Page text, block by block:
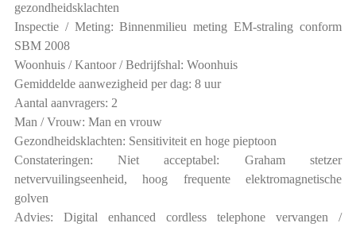
gezondheidsklachten
Inspectie / Meting: Binnenmilieu meting EM-straling conform
SBM 2008
Woonhuis / Kantoor / Bedrijfshal: Woonhuis
Gemiddelde aanwezigheid per dag: 8 uur
Aantal aanvragers: 2
Man / Vrouw: Man en vrouw
Gezondheidsklachten: Sensitiviteit en hoge pieptoon
Constateringen: Niet acceptabel: Graham stetzer
netvervuilingseenheid, hoog frequente elektromagnetische
golven
Advies: Digital enhanced cordless telephone vervangen /